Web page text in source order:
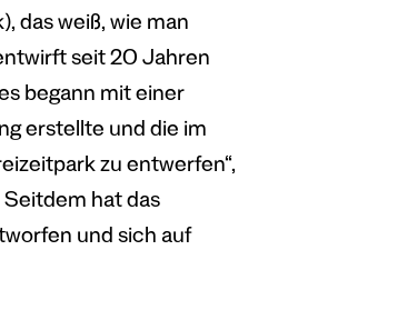
das weiß, wie man
seit 20 Jahren
begann mit einer
erstellte und die im
zu entwerfen“,
hat das
und sich auf